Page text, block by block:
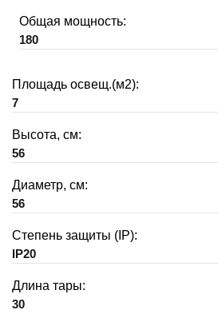
Общая мощность:
180
Площадь освещ.(м2):
7
Высота, см:
56
Диаметр, см:
56
Степень защиты (IP):
IP20
Длина тары:
30